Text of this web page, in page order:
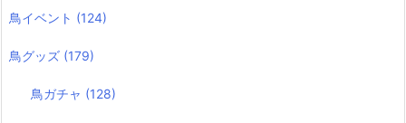
鳥イベント (124)
鳥グッズ (179)
鳥ガチャ (128)